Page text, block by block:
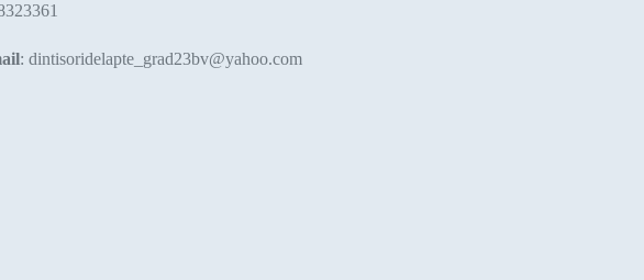
: dintisoridelapte_grad23bv@yahoo.com